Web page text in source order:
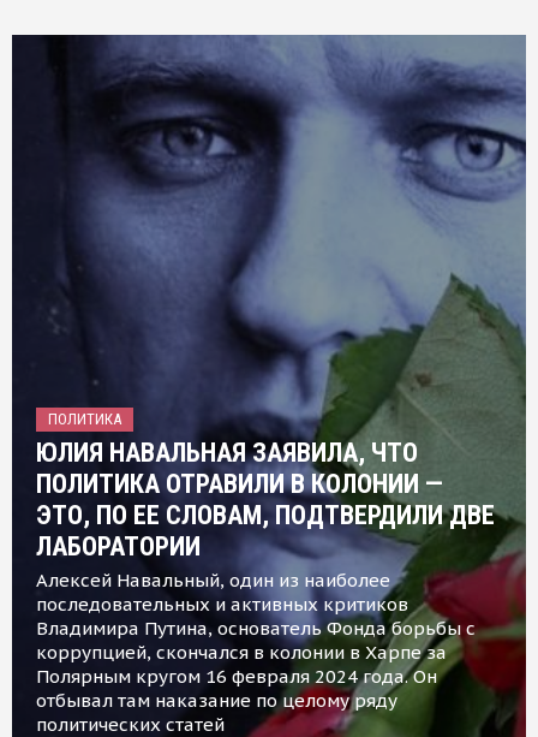
ПОЛИТИКА
ЮЛИЯ НАВАЛЬНАЯ ЗАЯВИЛА, ЧТО
ПОЛИТИКА ОТРАВИЛИ В КОЛОНИИ —
ЭТО, ПО ЕЕ СЛОВАМ, ПОДТВЕРДИЛИ ДВЕ
ЛАБОРАТОРИИ
Алексей Навальный, один из наиболее
последовательных и активных критиков
Владимира Путина, основатель Фонда борьбы с
коррупцией, скончался в колонии в Харпе за
Полярным кругом 16 февраля 2024 года. Он
отбывал там наказание по целому ряду
политических статей